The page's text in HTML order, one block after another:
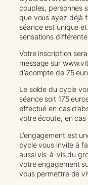
couples, personnes
que vous ayez déjà
séance est unique
sensations
Votre inscription
message sur
d’acompte de 75
Le solde du cycle
séance soit 175
effectué en cas
votre écoute, en cas
L’engagement est
cycle vous invite à
aussi vis-à-vis du
votre engagement
vous permettre de